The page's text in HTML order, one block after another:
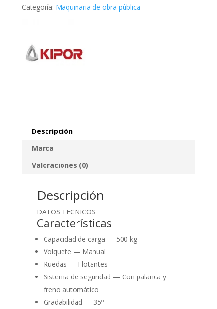
Categoría: Maquinaria de obra pública
Descripción
Marca
Valoraciones (0)
Descripción
DATOS TECNICOS
Características
Capacidad de carga — 500 kg
Volquete — Manual
Ruedas — Flotantes
Sistema de seguridad — Con palanca y
freno automático
Gradabilidad — 35º